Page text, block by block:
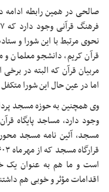
صالحی در همین رابطه ادامه
نحوی مرتبط با این شورا و
قرآن کریم، دانشجو
مربیان قرآن که البته در
اما در عین حال این شورا
وجود دارد، مساجد پایگاه
مسجد، آئین نامه مسجد
قرارگاه مسجد که از مهرماه ۱۴۰۳ شروع شد، طبعاً
است و ما هم به عنوان یک خط
اقدامات مؤثر و خوبی هم